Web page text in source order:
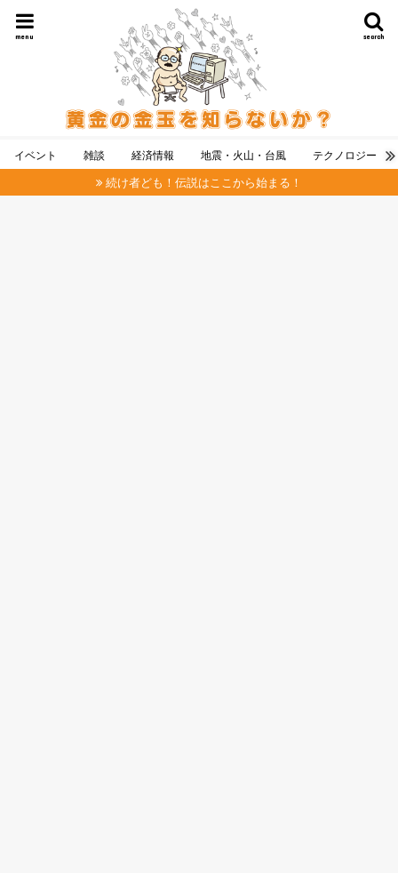
search
menu
イベント 雑談 経済情報 地震・火山・台風 テクノロジー
続け者ども！伝説はここから始まる！